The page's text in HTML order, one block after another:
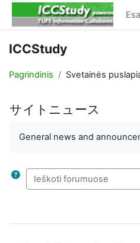
Pereiti į pagrindinį turinį
ICCStudy
Pagrindinis Svetainės
サイトニュース
General news and
Ieškoti forumuose